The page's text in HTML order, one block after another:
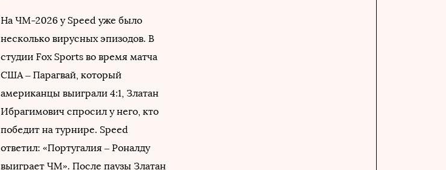
На ЧМ-2026 у Speed уже было
несколько вирусных эпизодов. В
студии Fox Sports во время матча
США – Парагвай, который
американцы выиграли 4:1, Златан
Ибрагимович спросил у него, кто
победит на турнире. Speed
ответил: «Португалия – Роналду
выиграет ЧМ». После паузы Златан